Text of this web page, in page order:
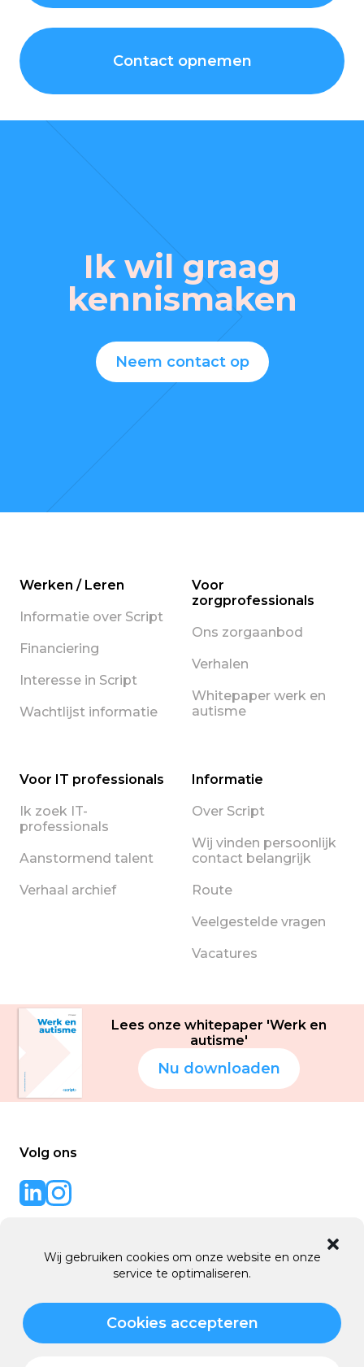
Wij gebruiken cookies om onze website en onze
service te optimaliseren.
Cookies accepteren
Contact opnemen
Ik wil graag
kennismaken
Neem contact op
Werken / Leren
Informatie over Script
Financiering
Interesse in Script
Wachtlijst informatie
Voor
zorgprofessionals
Ons zorgaanbod
Verhalen
Whitepaper werk en
autisme
Voor IT professionals
Ik zoek IT-
professionals
Aanstormend talent
Verhaal archief
Informatie
Over Script
Wij vinden persoonlijk
contact belangrijk
Route
Veelgestelde vragen
Vacatures
Lees onze whitepaper 'Werk en
autisme'
Nu downloaden
Volg ons
Algemene voorwaarden
Privacy & Cookies